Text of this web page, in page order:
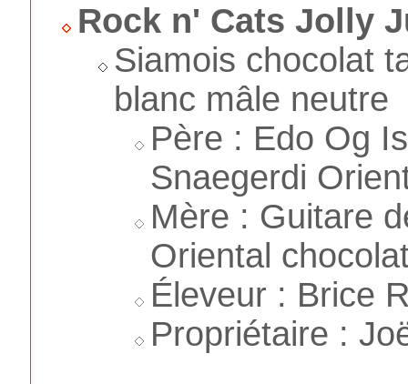
Rock n' Cats Jolly
Siamois chocolat
blanc mâle neutre
Père : Edo Og
Snaegerdi
Mère : Guitare
Oriental
Éleveur : Brice
Propriétaire :